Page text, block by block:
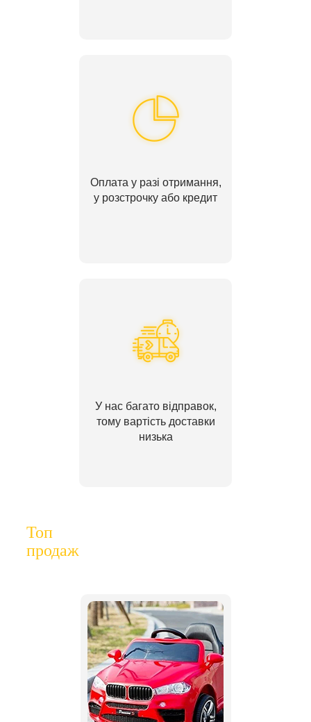
Оплата у разі отримання,
у розстрочку або кредит
У нас багато відправок,
тому вартість доставки
низька
Топ
продаж